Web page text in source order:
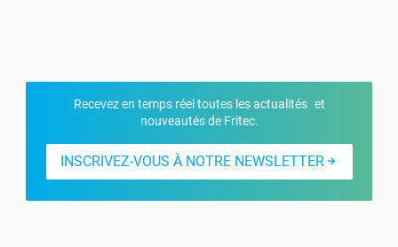
Recevez en temps réel toutes les actualités et
nouveautés de Fritec.
INSCRIVEZ-VOUS À NOTRE NEWSLETTER